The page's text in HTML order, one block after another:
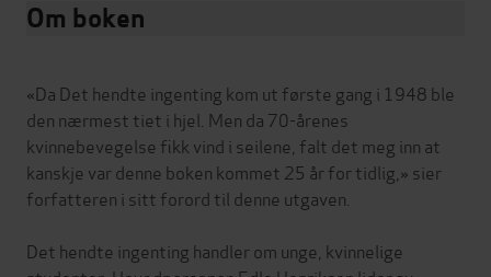
Om boken
«Da Det hendte ingenting kom ut første gang i 1948 ble
den nærmest tiet i hjel. Men da 70-årenes
kvinnebevegelse fikk vind i seilene, falt det meg inn at
kanskje var denne boken kommet 25 år for tidlig,» sier
forfatteren i sitt forord til denne utgaven.
Det hendte ingenting handler om unge, kvinnelige